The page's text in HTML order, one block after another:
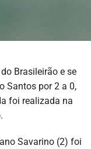
Brasileirão e se
Santos por 2 a 0,
foi realizada na
Savarino (2) foi